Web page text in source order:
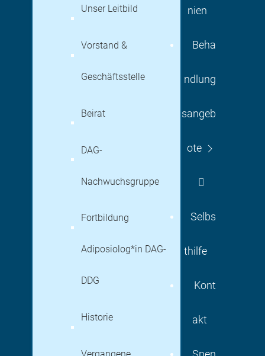
Unser Leitbild
Vorstand &
Geschäftsstelle
Beirat
DAG-
Nachwuchsgruppe
Fortbildung
Adiposiolog*in DAG-
DDG
Historie
Vergangene
nien
Beha
ndlung
sangeb
ote
Selbs
thilfe
Kont
akt